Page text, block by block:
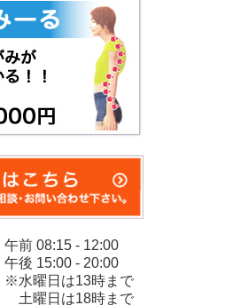
前 08:15 - 12:00
午後 15:00 - 20:00
※水曜日は13時まで
土曜日は18時まで